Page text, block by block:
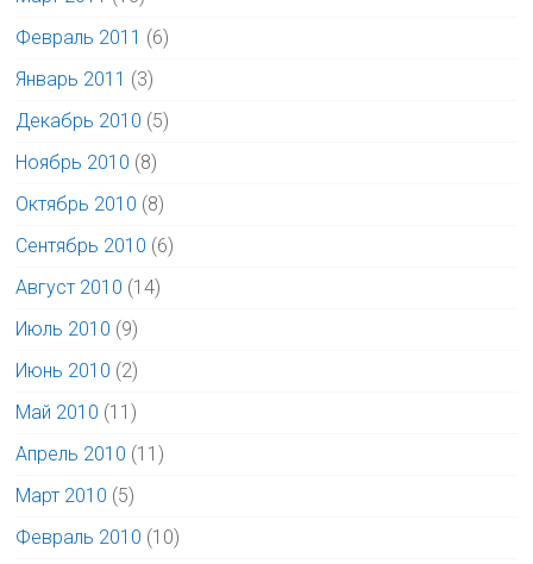
Февраль 2011 (6)
Январь 2011 (3)
Декабрь 2010 (5)
Ноябрь 2010 (8)
Октябрь 2010 (8)
Сентябрь 2010 (6)
Август 2010 (14)
Июль 2010 (9)
Июнь 2010 (2)
Май 2010 (11)
Апрель 2010 (11)
Март 2010 (5)
Февраль 2010 (10)